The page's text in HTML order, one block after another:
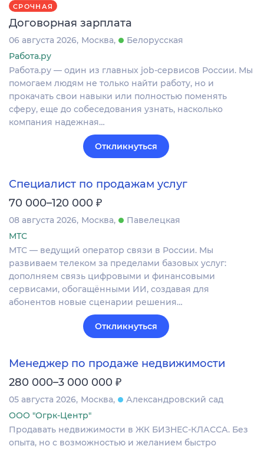
СРОЧНАЯ
Договорная зарплата
06 августа 2026 Москва
Белорусская
Работа.ру
Работа.ру — один из главных job-сервисов России. Мы
помогаем людям не только найти работу, но и
прокачать свои навыки или полностью поменять
сферу, еще до собеседования узнать, насколько
компания надежная…
Откликнуться
Специалист по продажам услуг
70 000–120 000 ₽
08 августа 2026 Москва
Павелецкая
МТС
МТС — ведущий оператор связи в России. Мы
развиваем телеком за пределами базовых услуг:
дополняем связь цифровыми и финансовыми
сервисами, обогащёнными ИИ, создавая для
абонентов новые сценарии решения…
Откликнуться
Менеджер по продаже недвижимости
280 000–3 000 000 ₽
05 августа 2026 Москва
Александровский сад
ООО "Огрк-Центр"
Продавать недвижимости в ЖК БИЗНЕС-КЛАССА. Без
опыта, но с возможностью и желанием быстро